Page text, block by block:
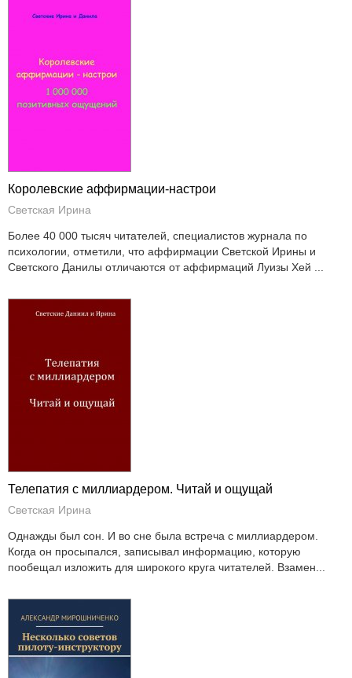
Королевские аффирмации-настрои
Светская Ирина
Более 40 000 тысяч читателей, специалистов журнала по
психологии, отметили, что аффирмации Светской Ирины и
Светского Данилы отличаются от аффирмаций Луизы Хей ...
Телепатия с миллиардером. Читай и ощущай
Светская Ирина
Однажды был сон. И во сне была встреча с миллиардером.
Когда он просыпался, записывал информацию, которую
пообещал изложить для широкого круга читателей. Взамен...